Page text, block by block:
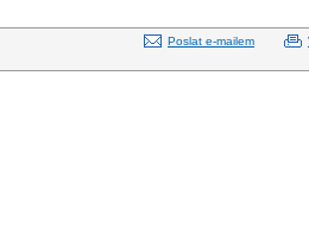
Poslat e-mailem